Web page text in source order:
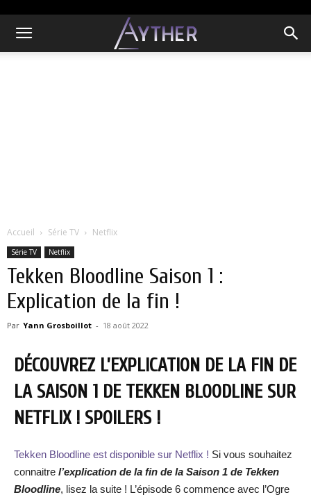
Accueil Série TV Netflix
Série TV Netflix
Tekken Bloodline Saison 1 :
Explication de la fin !
Par Yann Grosboillot - 18 août 2022
DÉCOUVREZ L’EXPLICATION DE LA FIN DE
LA SAISON 1 DE TEKKEN BLOODLINE SUR
NETFLIX ! SPOILERS !
Tekken Bloodline est disponible sur Netflix ! Si vous souhaitez
connaitre l’explication de la fin de la Saison 1 de Tekken
Bloodline, lisez la suite ! L’épisode 6 commence avec l’Ogre